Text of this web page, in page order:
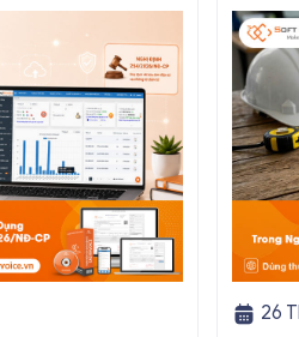
khi […]
hóa
xử […]
26